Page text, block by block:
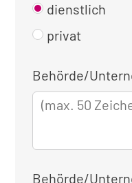
dienstlich
privat
für
die
Behörde/
Behörde/